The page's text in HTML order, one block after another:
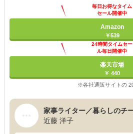
毎日お得なタイム
セール開催中
Amazon
￥539
24時間タイムセー
ル毎日開催中
楽天市場
￥ 440
※各社通販サイトの
家事ライター／暮らしのチ
近藤 洋子